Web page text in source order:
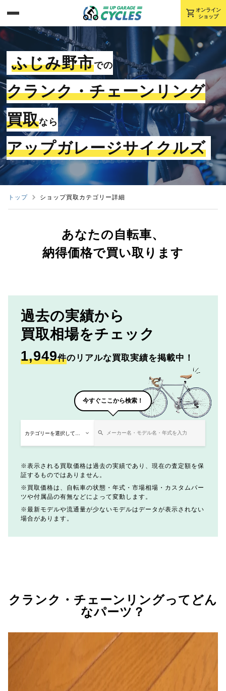
shopping_cart オンライン
ショップ
ふじみ野市での
クランク・チェーンリング
買取なら
アップガレージサイクルズ
トップ ショップ買取カテゴリー詳細
あなたの自転車、
納得価格で買い取ります
過去の実績から
買取相場をチェック
1,949件のリアルな買取実績を掲載中！
今すぐここから検索！
表示される買取価格は過去の実績であり、現在の査定額を保
証するものではありません。
買取価格は、自転車の状態・年式・市場相場・カスタムパー
ツや付属品の有無などによって変動します。
最新モデルや流通量が少ないモデルはデータが表示されない
場合があります。
クランク・チェーンリングってどん
なパーツ？